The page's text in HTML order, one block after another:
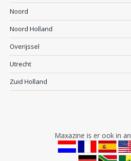
Noord
Noord Holland
Overijssel
Utrecht
Zuid Holland
Maxazine is er ook in